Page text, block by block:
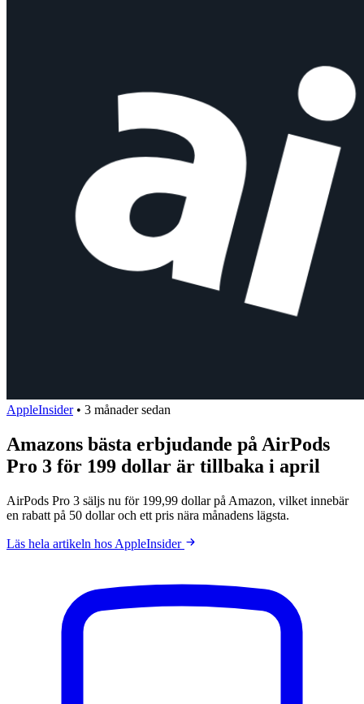
AppleInsider • 3 månader sedan
Amazons bästa erbjudande på AirPods
Pro 3 för 199 dollar är tillbaka i april
AirPods Pro 3 säljs nu för 199,99 dollar på Amazon, vilket innebär
en rabatt på 50 dollar och ett pris nära månadens lägsta.
Läs hela artikeln hos AppleInsider